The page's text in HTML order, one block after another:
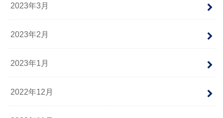
2023年3月
2023年2月
2023年1月
2022年12月